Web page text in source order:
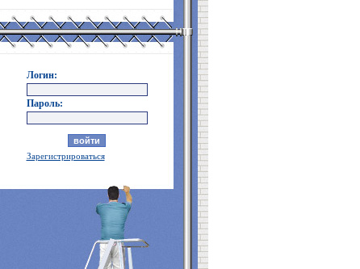
Логин:
Пароль:
Зарегистрироваться